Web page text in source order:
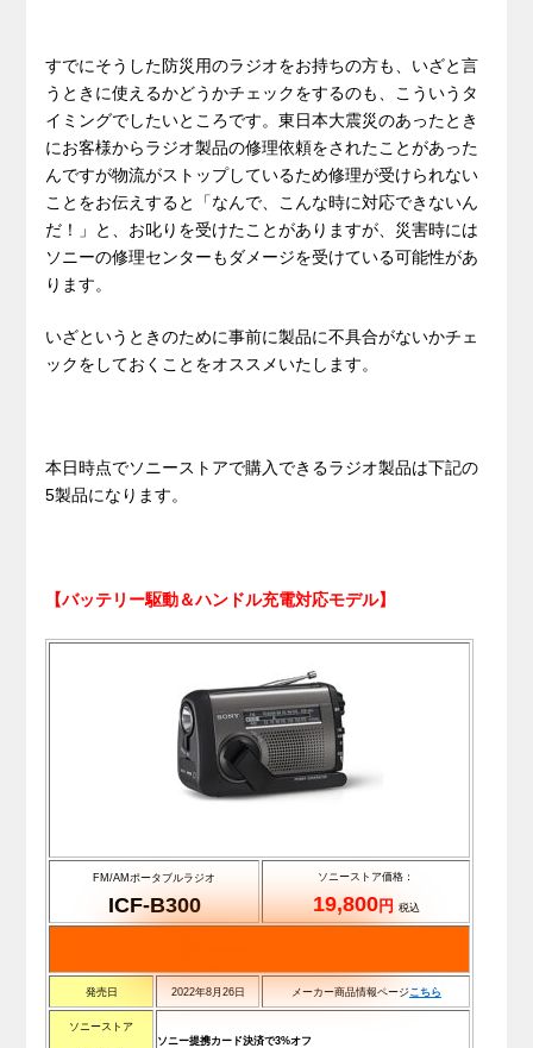
すでにそうした防災用のラジオをお持ちの方も、いざと言
うときに使えるかどうかチェックをするのも、こういうタ
イミングでしたいところです。東日本大震災のあったとき
にお客様からラジオ製品の修理依頼をされたことがあった
んですが物流がストップしているため修理が受けられない
ことをお伝えすると「なんで、こんな時に対応できないん
だ！」と、お叱りを受けたことがありますが、災害時には
ソニーの修理センターもダメージを受けている可能性があ
ります。
いざというときのために事前に製品に不具合がないかチェ
ックをしておくことをオススメいたします。
本日時点でソニーストアで購入できるラジオ製品は下記の
5製品になります。
【バッテリー駆動＆ハンドル充電対応モデル】
FM/AMポータブルラジオ
ICF-B300
ソニーストア価格：
19,800円 税込
発売日 2022年8月26日 メーカー商品情報ページこちら
ソニーストア
ソニー提携カード決済で3%オフ